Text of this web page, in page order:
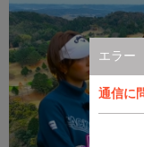
エラー
通信に